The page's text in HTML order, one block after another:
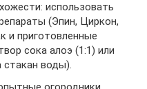
использовать
(Эпин, Циркон,
и приготовленные
сока алоэ (1:1) или
стакан воды).